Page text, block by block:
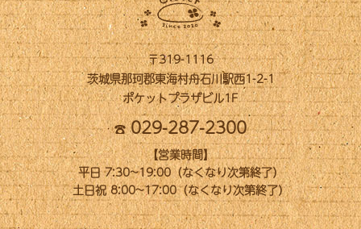
〒319-1116
茨城県那珂郡東海村舟石川駅西1-2-1
ポケットプラザビル1F
029-287-2300
【営業時間】
平日 7:30~19:00（なくなり次第終了）
土日祝 8:00~17:00（なくなり次第終了）